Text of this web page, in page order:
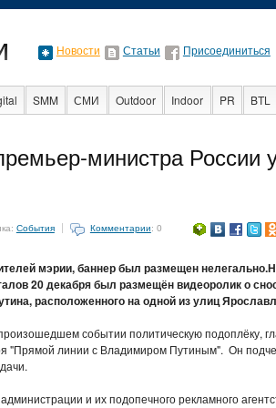
Новости Статьи Присоединиться
SMM СМИ Outdoor Indoor PR BTL
министра России
События Комментарии: 0
мэрии, баннер был размещен
20 декабря был размещён видеоролик о
расположенного на одной из улиц
событии политическую подоплёку,
"Прямой линии с Владимиром Путиным". Он
и их подопечного рекламного